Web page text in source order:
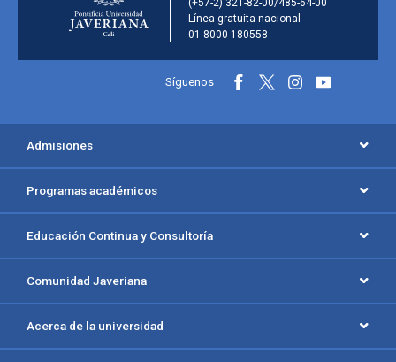
Línea gratuita nacional
01-8000-180558
Información y redes sociales
Síguenos
Menú principal del footer
Admisiones
Programas académicos
Educación Continua y Consultoría
Comunidad Javeriana
Acerca de la universidad